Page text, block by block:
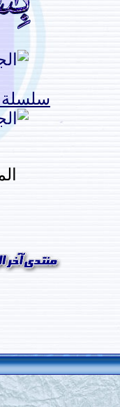
سلسلة